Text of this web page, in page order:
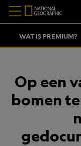
WAT IS PREMIUM?
Op een
bomen